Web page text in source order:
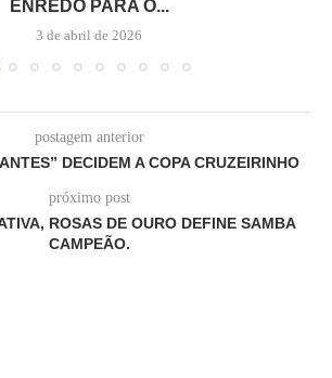
ENREDO PARA O...
3 de abril de 2026
postagem anterior
DECIDEM A COPA CRUZEIRINHO
próximo post
ROSAS DE OURO DEFINE SAMBA
CAMPEÃO.